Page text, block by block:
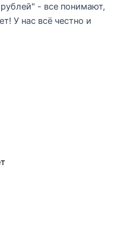
- все понимают,
У нас всё честно и